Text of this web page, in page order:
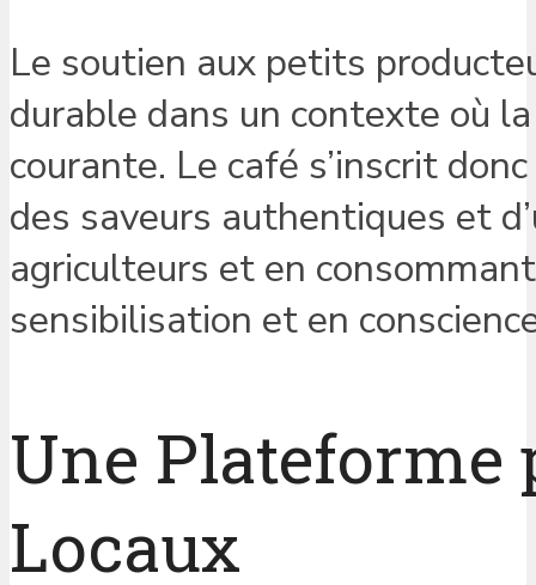
Le soutien aux petits
durable dans un contexte où
courante. Le café s’inscrit
des saveurs authentiques et
agriculteurs et en
sensibilisation et en
Une Plateforme
Locaux